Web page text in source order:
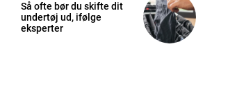
Så ofte bør du skifte dit
undertøj ud, ifølge
eksperter